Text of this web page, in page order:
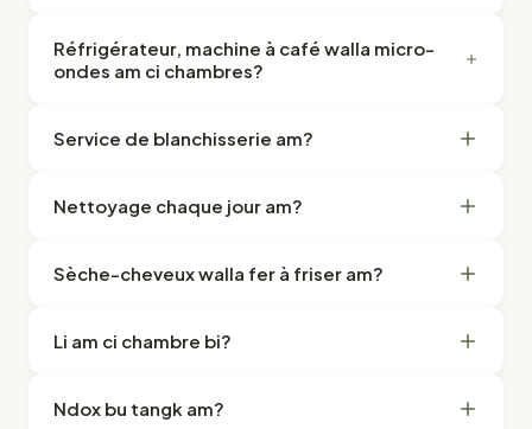
Réfrigérateur, machine à café walla micro-
ondes am ci chambres?
Service de blanchisserie am?
Nettoyage chaque jour am?
Sèche-cheveux walla fer à friser am?
Li am ci chambre bi?
Ndox bu tangk am?